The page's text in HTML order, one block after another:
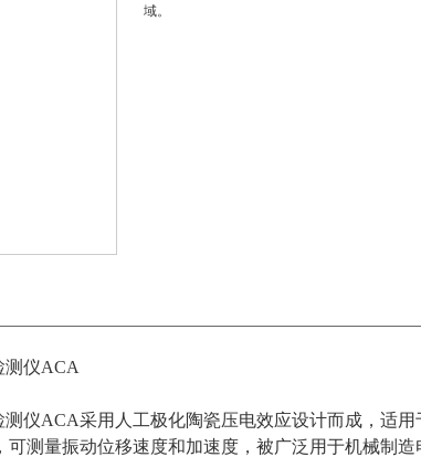
域。
测仪ACA
测仪ACA采用人工极化陶瓷压电效应设计而成，适用
测量振动位移速度和加速度，被广泛用于机械制